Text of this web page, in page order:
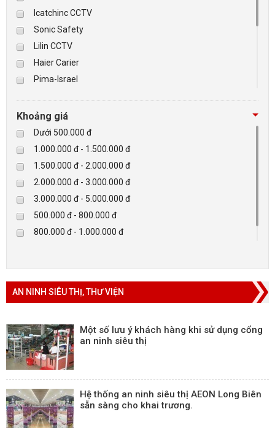
Icatchinc CCTV
Sonic Safety
Lilin CCTV
Haier Carier
Pima-Israel
Checkpoint
Paradox-Canada
D-max
HIKVISON
Eguard
Khác
Rapiscan
Khoảng giá
Dưới 500.000 đ
1.000.000 đ - 1.500.000 đ
1.500.000 đ - 2.000.000 đ
2.000.000 đ - 3.000.000 đ
3.000.000 đ - 5.000.000 đ
500.000 đ - 800.000 đ
800.000 đ - 1.000.000 đ
AN NINH SIÊU THỊ, THƯ VIỆN
Một số lưu ý khách hàng khi sử dụng cổng
an ninh siêu thị
Hệ thống an ninh siêu thị AEON Long Biên
sẵn sàng cho khai trương.
KIỂM SOÁT VÀO RA
BÁO ĐỘNG, BÁO CHÁY
NHÀ THÔNG MINH
LIÊN HỆ